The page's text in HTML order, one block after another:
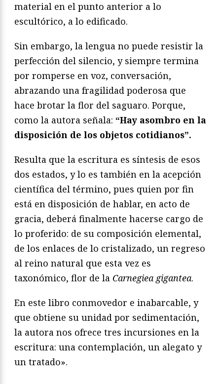
material en el punto anterior a lo
escultórico, a lo edificado.
Sin embargo, la lengua no puede resistir la
perfección del silencio, y siempre termina
por romperse en voz, conversación,
abrazando una fragilidad poderosa que
hace brotar la flor del saguaro. Porque,
como la autora señala: “Hay asombro en la
disposición de los objetos cotidianos”.
Resulta que la escritura es síntesis de esos
dos estados, y lo es también en la acepción
científica del término, pues quien por fin
está en disposición de hablar, en acto de
gracia, deberá finalmente hacerse cargo de
lo proferido: de su composición elemental,
de los enlaces de lo cristalizado, un regreso
al reino natural que esta vez es
taxonómico, flor de la Carnegiea gigantea.
En este libro conmovedor e inabarcable, y
que obtiene su unidad por sedimentación,
la autora nos ofrece tres incursiones en la
escritura: una contemplación, un alegato y
un tratado».